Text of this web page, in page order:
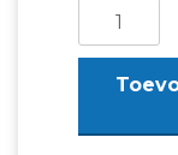
Originele
MINI
492